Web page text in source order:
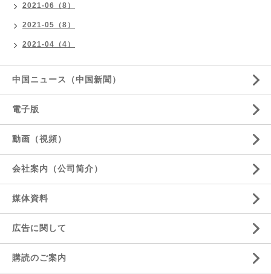
2021-06（8）
2021-05（8）
2021-04（4）
中国ニュース（中国新聞）
電子版
動画（視頻）
会社案内（公司简介）
媒体資料
広告に関して
購読のご案内